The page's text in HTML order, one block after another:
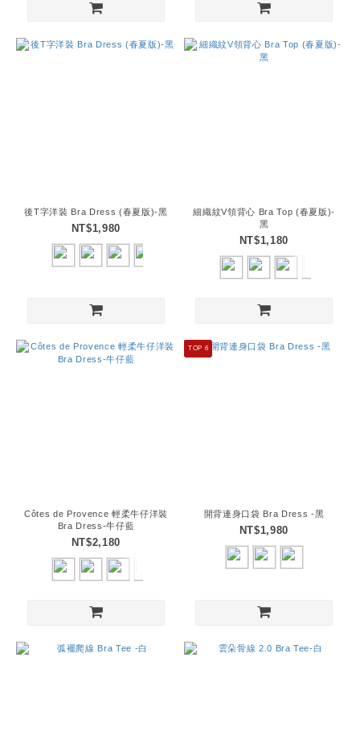
後T字洋裝 Bra Dress (春夏版)-黑
NT$1,980
細織紋V領背心 Bra Top (春夏版)-
黑
NT$1,180
Côtes de Provence 輕柔牛仔洋裝
Bra Dress-牛仔藍
NT$2,180
TOP 6
開背連身口袋 Bra Dress -黑
NT$1,980